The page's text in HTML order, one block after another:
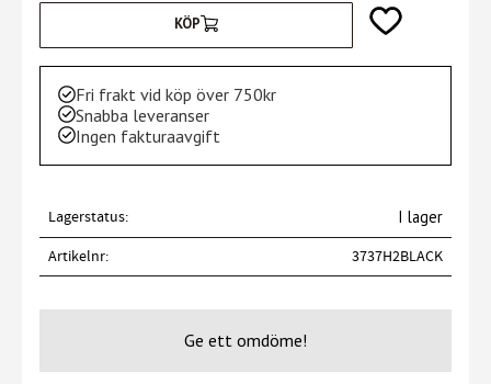
KÖP Lägg till i
Fri frakt vid köp över 750kr
Snabba leveranser
Ingen fakturaavgift
Lagerstatus
I lager
Artikelnr
3737H2BLACK
Ge ett omdöme!